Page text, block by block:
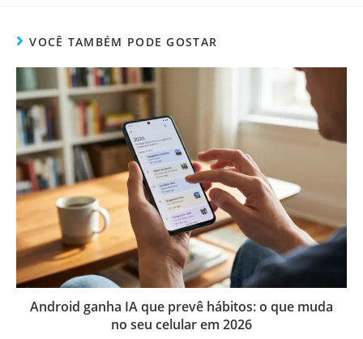
VOCÊ TAMBÉM PODE GOSTAR
Android ganha IA que prevê hábitos: o que muda
no seu celular em 2026